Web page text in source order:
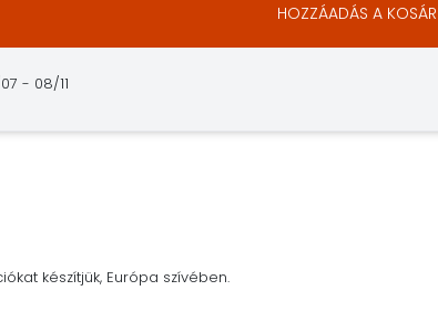
HOZZÁADÁS A
- 08/11
készítjük, Európa szívében.